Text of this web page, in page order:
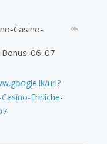
Casino-
06-07
url?
Ehrliche-